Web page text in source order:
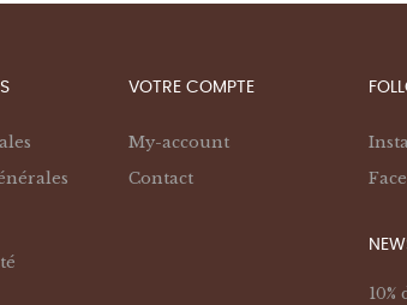
VOTRE COMPTE
My-account
Contact